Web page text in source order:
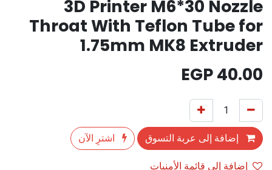
3D Printer M6*30 Nozzle
Throat With Teflon Tube for
1.75mm MK8 Extruder
40.00
إضافة إلى عربة التسوق
اشترِ الآن
إضافة إلى قائمة الأمنيات